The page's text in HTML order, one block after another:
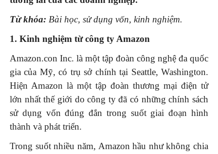
Từ khóa: Bài học, sử dụng vốn, kinh nghiệm.
1. Kinh nghiệm từ công ty Amazon
Amazon.con Inc. là một tập đoàn công nghệ đa quốc
gia của Mỹ, có trụ sở chính tại Seattle, Washington.
Hiện Amazon là một tập đoàn thương mại điện tử
lớn nhất thế giới do công ty đã có những chính sách
sử dụng vốn đúng đắn trong suốt giai đoạn hình
thành và phát triển.
Trong suốt nhiều năm, Amazon hầu như không chia